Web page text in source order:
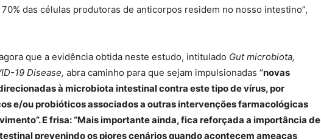
70% das células produtoras de anticorpos residem no nosso intestino”,
que a evidência obtida neste estudo, intitulado Gut microbiota,
19 Disease, abra caminho para que sejam impulsionadas “novas
à microbiota intestinal contra este tipo de vírus, por
e/ou probióticos associados a outras intervenções farmacológicas
E frisa: “Mais importante ainda, fica reforçada a importância de
prevenindo os piores cenários quando acontecem ameaças